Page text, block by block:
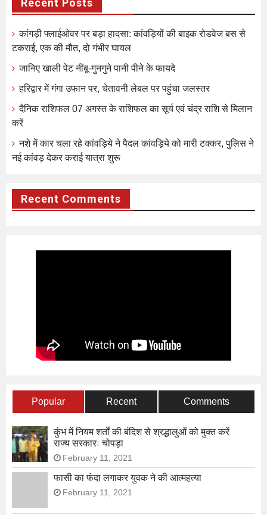
Recent Posts
कांगड़ी फ्लाईओवर पर बड़ा हादसा: कांवड़ियों की बाइक रोडवेज बस से
टकराई, एक की मौत, दो गंभीर घायल
जानिए खाली पेट नींबू-गुनगुने पानी पीने के फायदे
हरिद्वार में गंगा उफान पर, चेतावनी लेबल पर पहुंचा जलस्तर
दैनिक राशिफल 07 अगस्त के राशिफल का सूर्य एवं चंद्र राशि से मिलान
करें
नशे में कार चला रहे कांवड़िये ने पैदल कांवड़िये को मारी टक्कर, पुलिस ने
नई कांवड़ देकर कराई यात्रा शुरू
Recent Comments
Popular Recent Comments
कुंभ में नियम शर्तों की बंदिश से श्रद्धालुओं को मुक्त करें
राज्य सरकारः चोपड़ा
February 11, 2021
फासी का फंदा लगाकर युवक ने की आत्महत्या
February 11, 2021